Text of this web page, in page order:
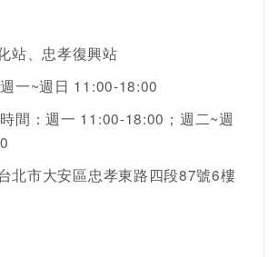
站、忠孝復興站
週一~週日 11:00-18:00
間：週一 11:00-18:00；週二~週
北市大安區忠孝東路四段87號6樓